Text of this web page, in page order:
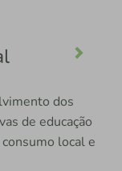
dos
de educação
local e
Next